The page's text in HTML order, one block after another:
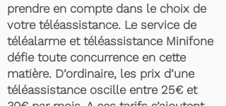
prendre en compte dans le choix de
votre téléassistance. Le service de
téléalarme et téléassistance Minifone
défie toute concurrence en cette
matière. D’ordinaire, les prix d’une
téléassistance oscille entre 25€ et